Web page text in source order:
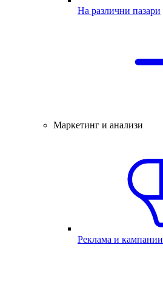
На различни пазари
Маркетинг и анализи
Реклама и кампании